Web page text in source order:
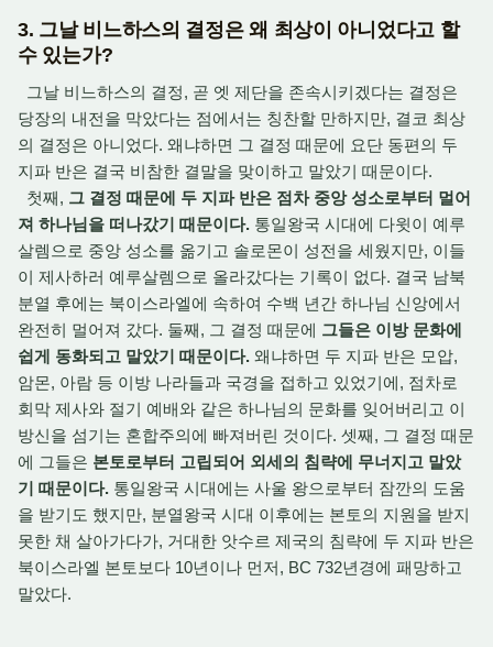
3. 그날 비느하스의 결정은 왜 최상이 아니었다고 할
수 있는가?
그날 비느하스의 결정, 곧 엣 제단을 존속시키겠다는 결정은
당장의 내전을 막았다는 점에서는 칭찬할 만하지만, 결코 최상
의 결정은 아니었다. 왜냐하면 그 결정 때문에 요단 동편의 두
지파 반은 결국 비참한 결말을 맞이하고 말았기 때문이다.
첫째, 그 결정 때문에 두 지파 반은 점차 중앙 성소로부터 멀어
져 하나님을 떠나갔기 때문이다. 통일왕국 시대에 다윗이 예루
살렘으로 중앙 성소를 옮기고 솔로몬이 성전을 세웠지만, 이들
이 제사하러 예루살렘으로 올라갔다는 기록이 없다. 결국 남북
분열 후에는 북이스라엘에 속하여 수백 년간 하나님 신앙에서
완전히 멀어져 갔다. 둘째, 그 결정 때문에 그들은 이방 문화에
쉽게 동화되고 말았기 때문이다. 왜냐하면 두 지파 반은 모압,
암몬, 아람 등 이방 나라들과 국경을 접하고 있었기에, 점차로
회막 제사와 절기 예배와 같은 하나님의 문화를 잊어버리고 이
방신을 섬기는 혼합주의에 빠져버린 것이다. 셋째, 그 결정 때문
에 그들은 본토로부터 고립되어 외세의 침략에 무너지고 말았
기 때문이다. 통일왕국 시대에는 사울 왕으로부터 잠깐의 도움
을 받기도 했지만, 분열왕국 시대 이후에는 본토의 지원을 받지
못한 채 살아가다가, 거대한 앗수르 제국의 침략에 두 지파 반은
북이스라엘 본토보다 10년이나 먼저, BC 732년경에 패망하고
말았다.